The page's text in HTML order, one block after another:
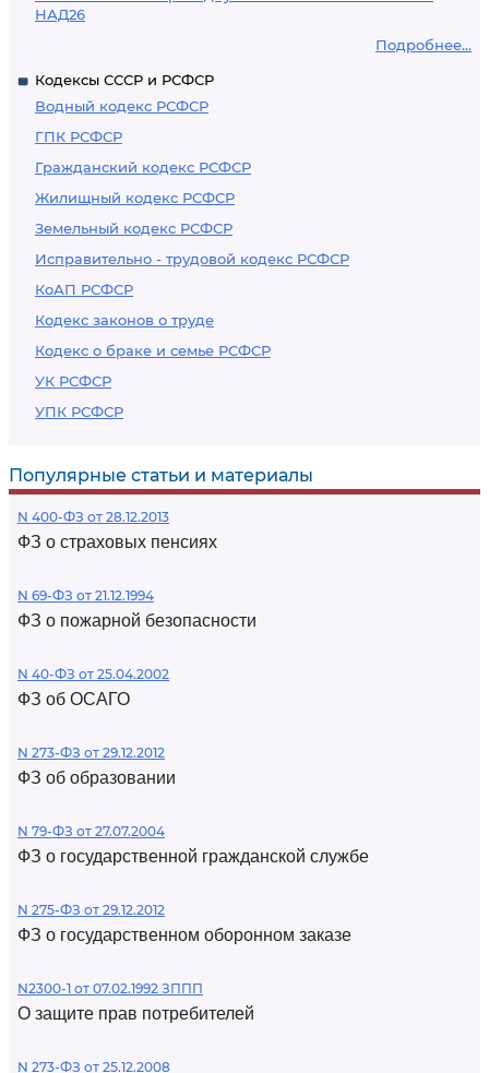
НАД26
Подробнее...
Кодексы СССР и РСФСР
Водный кодекс РСФСР
ГПК РСФСР
Гражданский кодекс РСФСР
Жилищный кодекс РСФСР
Земельный кодекс РСФСР
Исправительно - трудовой кодекс РСФСР
КоАП РСФСР
Кодекс законов о труде
Кодекс о браке и семье РСФСР
УК РСФСР
УПК РСФСР
Популярные статьи и материалы
N 400-ФЗ от 28.12.2013
ФЗ о страховых пенсиях
N 69-ФЗ от 21.12.1994
ФЗ о пожарной безопасности
N 40-ФЗ от 25.04.2002
ФЗ об ОСАГО
N 273-ФЗ от 29.12.2012
ФЗ об образовании
N 79-ФЗ от 27.07.2004
ФЗ о государственной гражданской службе
N 275-ФЗ от 29.12.2012
ФЗ о государственном оборонном заказе
N2300-1 от 07.02.1992 ЗППП
О защите прав потребителей
N 273-ФЗ от 25.12.2008